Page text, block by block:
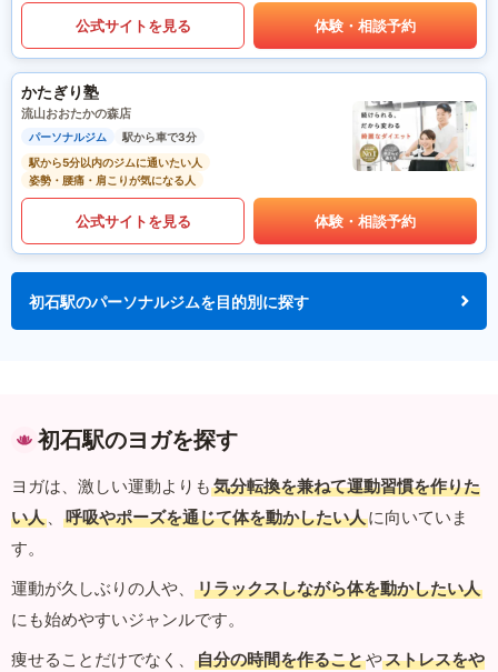
公式サイトを見る 体験・相談予約
かたぎり塾
流山おおたかの森店
パーソナルジム
駅から車で3分
駅から5分以内のジムに通いたい人
姿勢・腰痛・肩こりが気になる人
公式サイトを見る 体験・相談予約
初石駅のパーソナルジムを目的別に探す
初石駅のヨガを探す
ヨガは、激しい運動よりも 気分転換を兼ねて運動習慣を作りた
い人 、 呼吸やポーズを通じて体を動かしたい人に向いていま
す。
運動が久しぶりの人や、
リラックスしながら体を動かしたい人
にも始めやすいジャンルです。
痩せることだけでなく、
自分の時間を作ることやストレスをや